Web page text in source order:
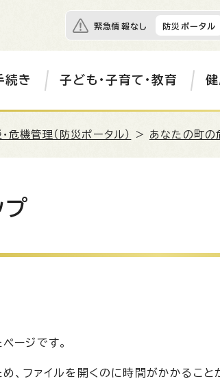
緊急情報なし 防災ポータル
続き 子ども・子育て・教育 健
危機管理（防災ポータル） > あなたの町の
プ
ージです。
め、ファイルを開くのに時間がかかること